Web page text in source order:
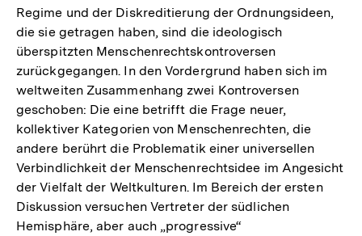
Fußnote
Regime und der Diskreditierung der Ordnungsideen,
die sie getragen haben, sind die ideologisch
überspitzten Menschenrechtskontroversen
zurückgegangen. In den Vordergrund haben sich im
weltweiten Zusammenhang zwei Kontroversen
geschoben: Die eine betrifft die Frage neuer,
kollektiver Kategorien von Menschenrechten, die
andere berührt die Problematik einer universellen
Verbindlichkeit der Menschenrechtsidee im Angesicht
der Vielfalt der Weltkulturen. Im Bereich der ersten
Diskussion versuchen Vertreter der südlichen
Hemisphäre, aber auch „progressive“